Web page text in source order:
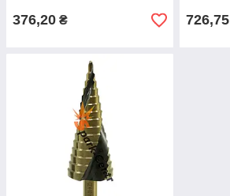
376,20 ₴ 726,75